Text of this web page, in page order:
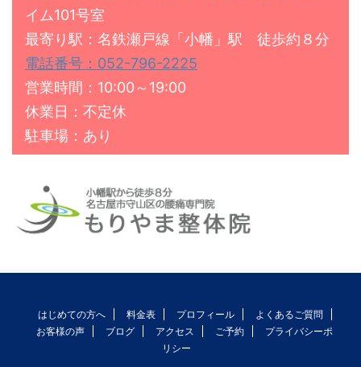
イム101号室
最寄り駅：名鉄瀬戸線「小幡」駅 徒歩約８分
電話番号：052-796-2225
営業時間：10:00～19:00
休業日：不定休
駐車場：あり
はじめての方へ 料金表 プロフィール
よくあるご質問
お客様の声
ブログ アクセス ご予約
プライバシーポ
リシー